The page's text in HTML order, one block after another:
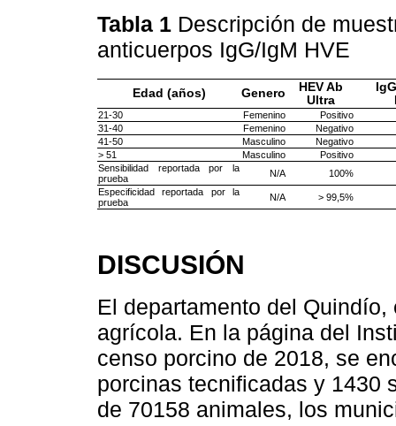
Tabla 1 Descripción de
anticuerpos IgG/IgM HVE
Edad (años) Genero
HEV Ab
Ultra
21-30 Femenino
Positivo
31-40
Femenino
Negativo
41-50
Masculino
Negativo
> 51
Masculino
Positivo
Sensibilidad reportada por la
prueba
N/A
100%
Especificidad reportada por la
prueba
N/A > 99,5%
DISCUSIÓN
El departamento del
agrícola. En la página del
censo porcino de 2018, se
porcinas tecnificadas y 1430
de 70158 animales, los